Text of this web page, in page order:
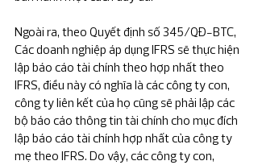
Ngoài ra, theo Quyết định số 345/QĐ-BTC,
Các doanh nghiệp áp dụng IFRS sẽ thực hiện
lập báo cáo tài chính theo hợp nhất theo
IFRS, điều này có nghĩa là các công ty con,
công ty liên kết của họ cũng sẽ phải lập các
bộ báo cáo thông tin tài chính cho mục đích
lập báo cáo tài chính hợp nhất của công ty
mẹ theo IFRS. Do vậy, các công ty con,